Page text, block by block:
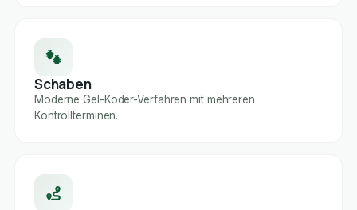
Schaben
Moderne Gel-Köder-Verfahren mit mehreren
Kontrollterminen.